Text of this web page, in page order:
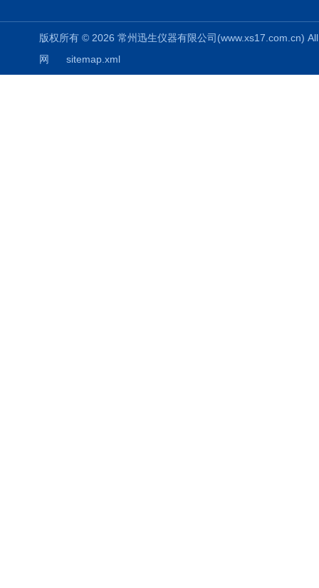
版权所有 © 2026 常州迅生仪器有限公司
网
sitemap.xml